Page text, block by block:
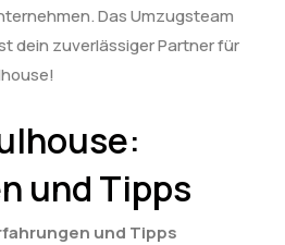
Das Umzugsteam
dein zuverlässiger Partner für
und Tipps
und Tipps